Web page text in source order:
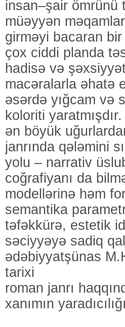
insan–şair ömrünü
müəyyən
girməyi bacaran
çox ciddi planda
hadisə və
macəralarla əhatə
əsərdə yığcam və
koloriti
ən böyük
janrında qələmini
yolu – narrativ
coğrafiyanı da
modellərinə həm
semantika
təfəkkürə, estetik
səciyyəyə sadiq
ədəbiyyatşünas
tarixi
roman janrı
xanımın